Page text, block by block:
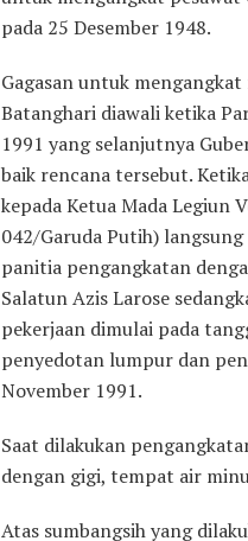
pada 25 Desember 1948.
Gagasan untuk
Batanghari diawali ketika
1991 yang selanjutnya
baik rencana tersebut.
kepada Ketua Mada Legiun
042/Garuda Putih)
panitia pengangkatan
Salatun Azis Larose
pekerjaan dimulai pada
penyedotan lumpur dan
November 1991.
Saat dilakukan
dengan gigi, tempat air
Atas sumbangsih yang